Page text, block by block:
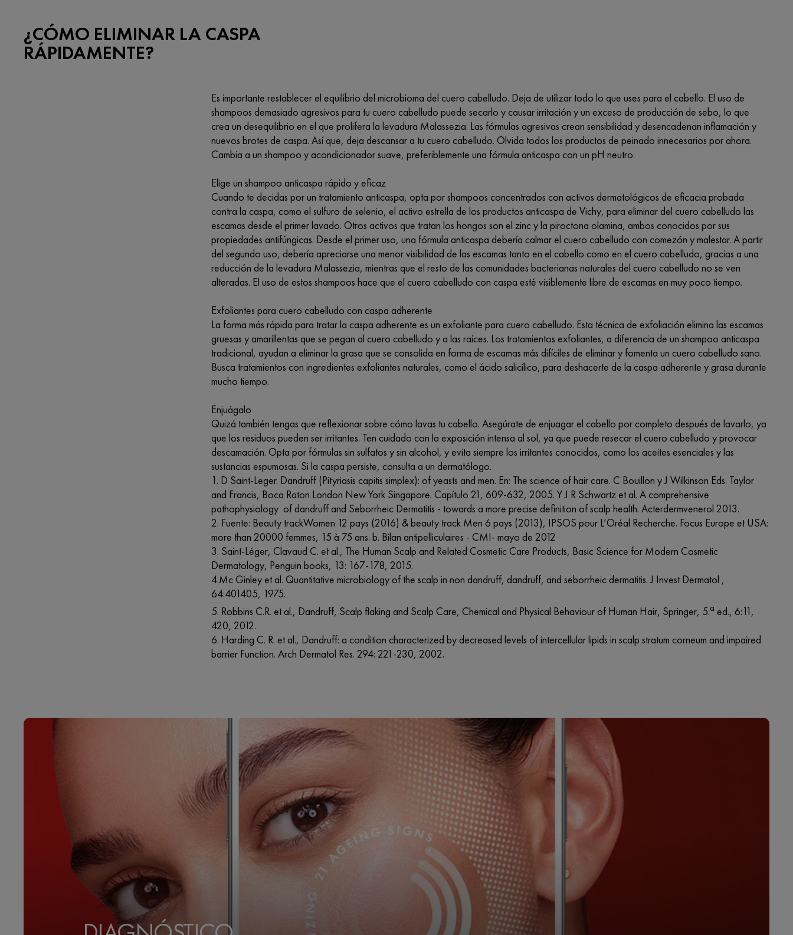
¿CÓMO ELIMINAR LA CASPA
RÁPIDAMENTE?
Es importante restablecer el equilibrio del microbioma del cuero cabelludo. Deja de utilizar todo lo que uses para el cabello. El uso de
shampoos demasiado agresivos para tu cuero cabelludo puede secarlo y causar irritación y un exceso de producción de sebo, lo que
crea un desequilibrio en el que prolifera la levadura Malassezia. Las fórmulas agresivas crean sensibilidad y desencadenan inflamación y
nuevos brotes de caspa. Así que, deja descansar a tu cuero cabelludo. Olvida todos los productos de peinado innecesarios por ahora.
Cambia a un shampoo y acondicionador suave, preferiblemente una fórmula anticaspa con un pH neutro.
Elige un shampoo anticaspa rápido y eficaz
Cuando te decidas por un tratamiento anticaspa, opta por shampoos concentrados con activos dermatológicos de eficacia probada
contra la caspa, como el sulfuro de selenio, el activo estrella de los productos anticaspa de Vichy, para eliminar del cuero cabelludo las
escamas desde el primer lavado. Otros activos que tratan los hongos son el zinc y la piroctona olamina, ambos conocidos por sus
propiedades antifúngicas. Desde el primer uso, una fórmula anticaspa debería calmar el cuero cabelludo con comezón y malestar. A partir
del segundo uso, debería apreciarse una menor visibilidad de las escamas tanto en el cabello como en el cuero cabelludo, gracias a una
reducción de la levadura Malassezia, mientras que el resto de las comunidades bacterianas naturales del cuero cabelludo no se ven
alteradas. El uso de estos shampoos hace que el cuero cabelludo con caspa esté visiblemente libre de escamas en muy poco tiempo.
Exfoliantes para cuero cabelludo con caspa adherente
La forma más rápida para tratar la caspa adherente es un exfoliante para cuero cabelludo. Esta técnica de exfoliación elimina las escamas
gruesas y amarillentas que se pegan al cuero cabelludo y a las raíces. Los tratamientos exfoliantes, a diferencia de un shampoo anticaspa
tradicional, ayudan a eliminar la grasa que se consolida en forma de escamas más difíciles de eliminar y fomenta un cuero cabelludo sano.
Busca tratamientos con ingredientes exfoliantes naturales, como el ácido salicílico, para deshacerte de la caspa adherente y grasa durante
mucho tiempo.
Enjuágalo
Quizá también tengas que reflexionar sobre cómo lavas tu cabello. Asegúrate de enjuagar el cabello por completo después de lavarlo, ya
que los residuos pueden ser irritantes. Ten cuidado con la exposición intensa al sol, ya que puede resecar el cuero cabelludo y provocar
descamación. Opta por fórmulas sin sulfatos y sin alcohol, y evita siempre los irritantes conocidos, como los aceites esenciales y las
sustancias espumosas. Si la caspa persiste, consulta a un dermatólogo.
1. D Saint-Leger. Dandruff (Pityriasis capitis simplex): of yeasts and men. En: The science of hair care. C Bouillon y J Wilkinson Eds. Taylor
and Francis, Boca Raton London New York Singapore. Capítulo 21, 609-632, 2005. Y J R Schwartzet al. A comprehensive
pathophysiology of dandruff and Seborrheic Dermatitis - towards a more precise definition of scalp health. Acterdermvenerol 2013.
2. Fuente: Beauty trackWomen 12 pays (2016) & beauty track Men 6 pays (2013), IPSOS pour L’Oréal Recherche. Focus Europe et USA:
more than 20000 femmes, 15 à 75 ans. b. Bilan antipelliculaires - CMI- mayo de 2012
3. Saint-Léger, Clavaud C.et al., The Human Scalp and Related Cosmetic Care Products, Basic Science for Modern Cosmetic
Dermatology, Penguin books, 13: 167-178, 2015.
4.Mc Ginleyet al. Quantitative microbiology of the scalp in non dandruff, dandruff, and seborrheic dermatitis. J Invest Dermatol ,
64:401405, 1975.
5. Robbins C.R.et al., Dandruff, Scalp flaking and Scalp Care, Chemical and Physical Behaviour of Human Hair, Springer, 5.a ed., 6:11,
420, 2012.
6. Harding C. R.et al., Dandruff: a condition characterized by decreased levels of intercellular lipids in scalp stratum corneum and impaired
barrier Function. Arch Dermatol Res. 294: 221-230, 2002.